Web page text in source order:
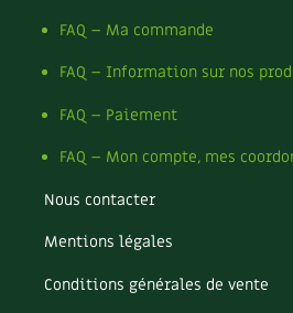
Poireau
Pollinisation
Pollution
Pomme
Potager
Potager en lasagnes
Poules
Prairie fleurie
FAQ – Ma commande
FAQ – Information sur nos
FAQ – Paiement
FAQ – Mon compte, mes
Nous contacter
Mentions légales
Conditions générales de vente